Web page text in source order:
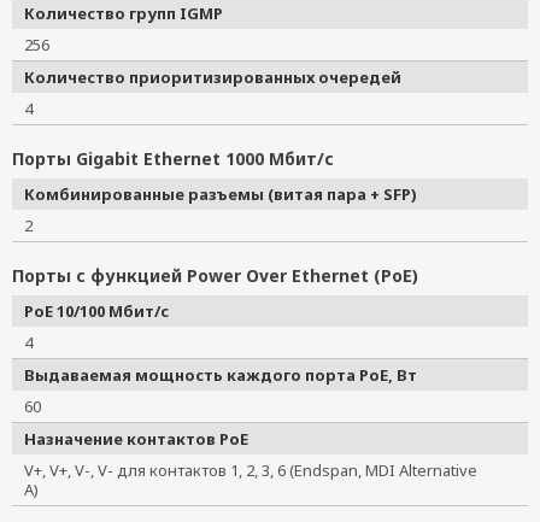
Количество групп IGMP
256
Количество приоритизированных очередей
4
Порты Gigabit Ethernet 1000 Мбит/с
Комбинированные разъемы (витая пара + SFP)
2
Порты с функцией Power Over Ethernet (PoE)
PoE 10/100 Мбит/с
4
Выдаваемая мощность каждого порта PoE, Вт
60
Назначение контактов PoE
V+, V+, V-, V- для контактов 1, 2, 3, 6 (Endspan, MDI Alternative
A)